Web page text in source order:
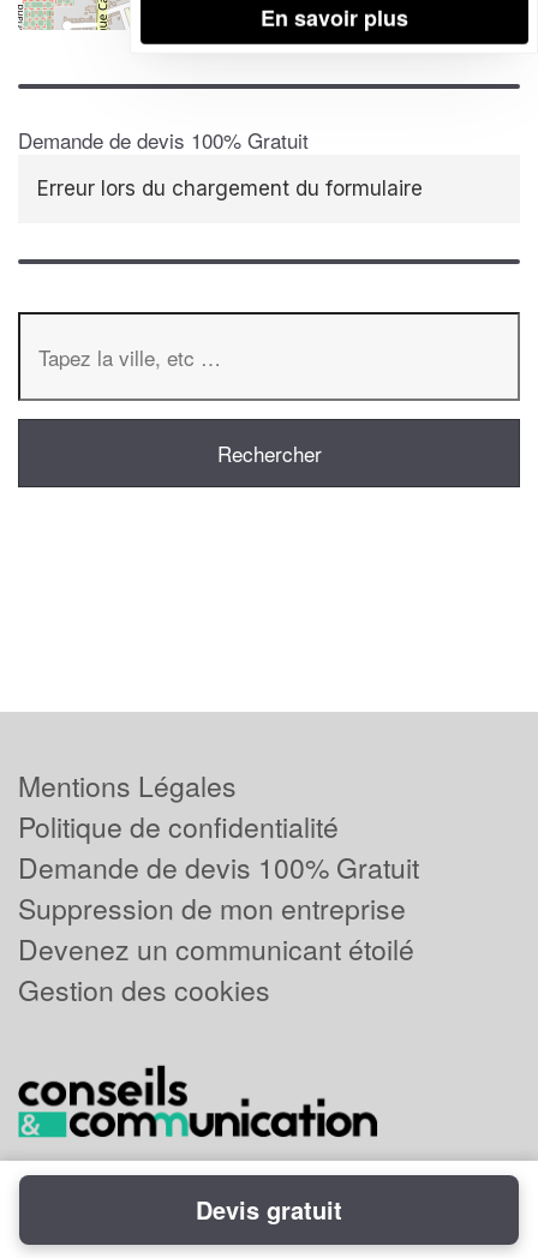
| Map data ©OpenStreetMap contributors,
Demande de devis 100% Gratuit
Erreur lors du chargement du formulaire
En savoir plus
Mentions Légales
Politique de confidentialité
Demande de devis 100% Gratuit
Suppression de mon entreprise
Devenez un communicant étoilé
Gestion des cookies
Powered byPlus que pro
Devis gratuit